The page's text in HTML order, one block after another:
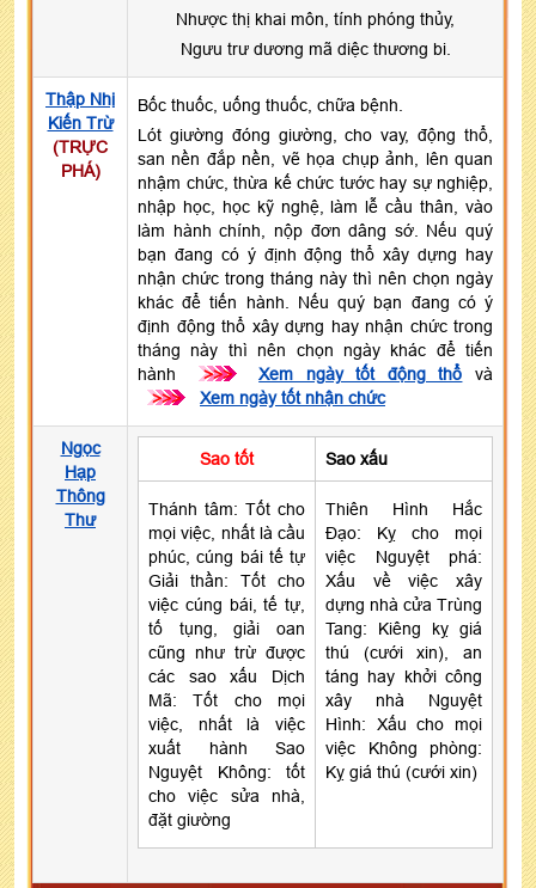
Nhược thị khai môn, tính phóng thủy,
Ngưu trư dương mã diệc thương bi.
Thập Nhị
Kiến Trừ
(TRỰC
PHÁ)
Bốc thuốc, uống thuốc, chữa bệnh.
Lót giường đóng giường, cho vay, động thổ,
san nền đắp nền, vẽ họa chụp ảnh, lên quan
nhậm chức, thừa kế chức tước hay sự nghiệp,
nhập học, học kỹ nghệ, làm lễ cầu thân, vào
làm hành chính, nộp đơn dâng sớ. Nếu quý
bạn đang có ý định động thổ xây dựng hay
nhận chức trong tháng này thì nên chọn ngày
khác để tiến hành. Nếu quý bạn đang có ý
định động thổ xây dựng hay nhận chức trong
tháng này thì nên chọn ngày khác để tiến
hành
>>> Xem ngày tốt động thổ và
>>>
Xem ngày tốt nhận chức
Ngọc
Hạp
Thông
Thư
Sao tốt Sao xấu
Thánh tâm: Tốt cho
mọi việc, nhất là cầu
phúc, cúng bái tế tự
Giải thần: Tốt cho
việc cúng bái, tế tự,
tố tụng, giải oan
cũng như trừ được
các sao xấu Dịch
Mã: Tốt cho mọi
việc, nhất là việc
xuất hành Sao
Nguyệt Không: tốt
cho việc sửa nhà,
đặt giường
Thiên Hình Hắc
Đạo: Kỵ cho mọi
việc Nguyệt phá:
Xấu về việc xây
dựng nhà cửa Trùng
Tang: Kiêng kỵ giá
thú (cưới xin), an
táng hay khởi công
xây nhà Nguyệt
Hình: Xấu cho mọi
việc Không phòng:
Kỵ giá thú (cưới xin)